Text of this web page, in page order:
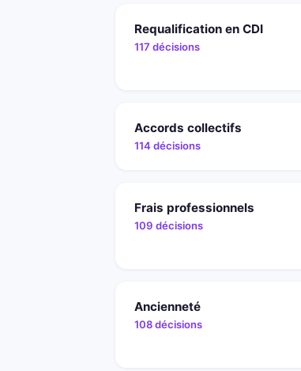
Requalification en CDI
117 décisions
Accords collectifs
114 décisions
Frais professionnels
109 décisions
Ancienneté
108 décisions